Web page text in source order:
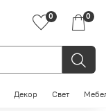
0 0
Декор Свет